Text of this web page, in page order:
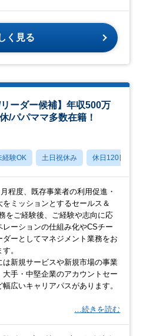
く見る
ーダー候補】年収500万
/パパママ多数在籍！
経験OK 土日祝休み 休日120日以上
程度、既存事業者の利用促進・
をミッションとするセールス＆
をご経験後、ご経験や志向に応
レーションの仕組み化やCSチー
ダーとしてマネジメント業務をお
。
は新規サービスや新規市場の事業
大手・中堅企業のアカウントセー
幅広いキャリアパスがあります。
…続きを読む